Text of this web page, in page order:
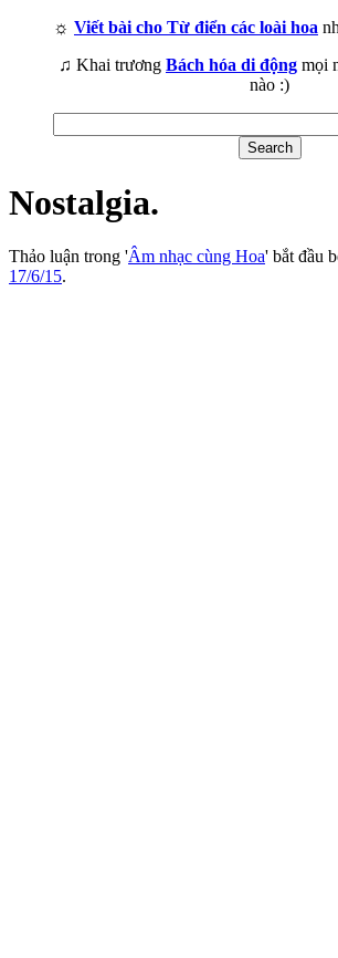
☼ Viết bài cho Từ điển các loài hoa
♫ Khai trương Bách hóa di động mọi
nào :)
Nostalgia.
Thảo luận trong 'Âm nhạc cùng Hoa' bắt đầu
17/6/15.